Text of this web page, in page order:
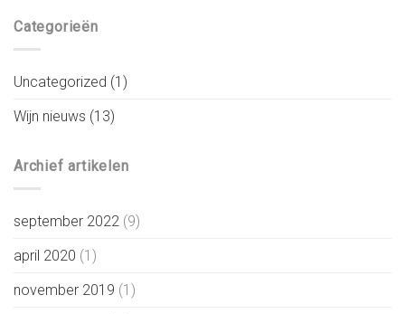
Categorieën
Uncategorized (1)
Wijn nieuws (13)
Archief artikelen
september 2022 (9)
april 2020 (1)
november 2019 (1)